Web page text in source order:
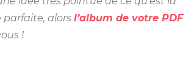
parfaite, alors l’album de votre PDF
!